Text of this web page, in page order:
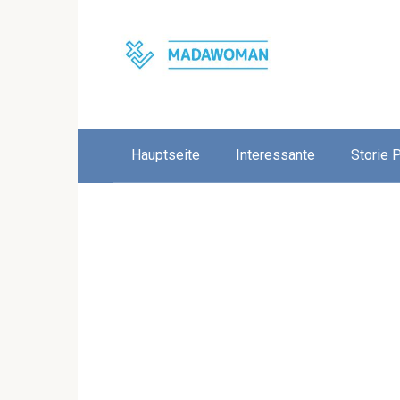
Hauptseite Interessante Storie